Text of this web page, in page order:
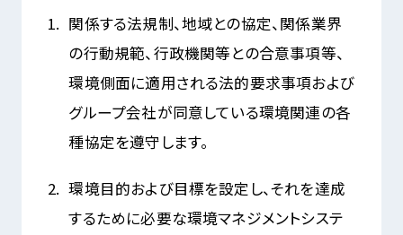
関係する法規制、地域との協定、関係業界
の行動規範、行政機関等との合意事項等、
環境側面に適用される法的要求事項および
グループ会社が同意している環境関連の各
種協定を遵守します。
環境目的および目標を設定し、それを達成
するために必要な環境マネジメントシステ